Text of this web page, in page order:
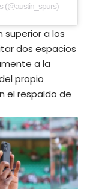
(@austin_spurs)
superior a los
dos espacios
a la
propio
el respaldo de